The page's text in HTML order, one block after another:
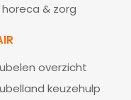
horeca & zorg
overzicht
keuzehulp